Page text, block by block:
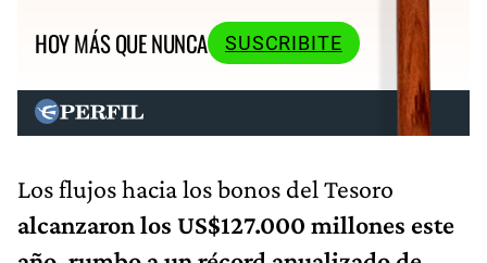
HOY MÁS QUE NUNCA
SUSCRIBITE
Los flujos hacia los bonos del Tesoro
alcanzaron los US$127.000 millones este